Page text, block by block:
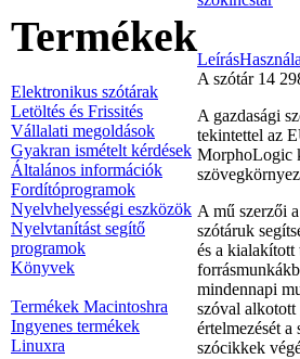
Termékek
Elektronikus szótárak
Letöltés és Frissités
Vállalati megoldások
Gyakran ismételt kérdések
Általános információk
Fordítóprogramok
Nyelvhelyességi eszközök
Nyelvtanítást segítő
programok
Könyvek
Termékek Macintoshra
Ingyenes termékek
Linuxra
Leírás
A szótár 14
A gazdasági
tekintettel az
MorphoLogic
A mű szerzői
szótáruk
és a kialakított
mindennapi
szóval alkotott
értelmezését
szócikkek